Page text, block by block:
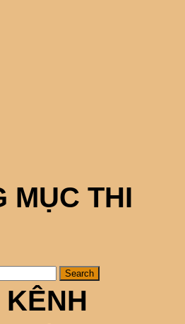
MỤC THI